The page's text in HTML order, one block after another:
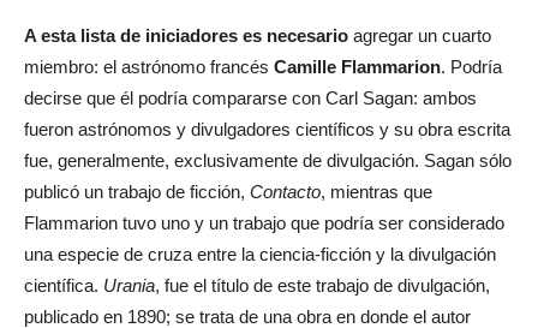
A esta lista de iniciadores es necesario agregar un cuarto
miembro: el astrónomo francés Camille Flammarion. Podría
decirse que él podría compararse con Carl Sagan: ambos
fueron astrónomos y divulgadores científicos y su obra escrita
fue, generalmente, exclusivamente de divulgación. Sagan sólo
publicó un trabajo de ficción, Contacto, mientras que
Flammarion tuvo uno y un trabajo que podría ser considerado
una especie de cruza entre la ciencia-ficción y la divulgación
científica. Urania, fue el título de este trabajo de divulgación,
publicado en 1890; se trata de una obra en donde el autor